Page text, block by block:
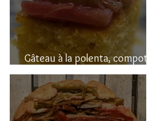
Gâteau à la polenta, compotée
de rhubarbe (sans gluten)